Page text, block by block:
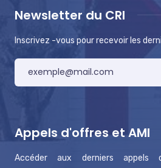
Newsletter du CRI
Inscrivez -vous pour recevoir les
Appels d'offres et AMI
Accéder aux derniers appels